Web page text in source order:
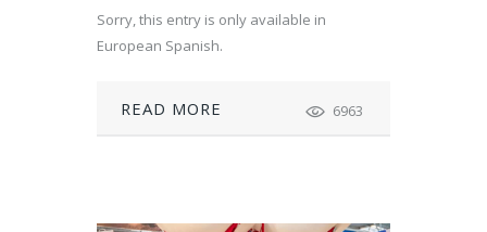
Sorry, this entry is only available in
European Spanish.
READ MORE 6963